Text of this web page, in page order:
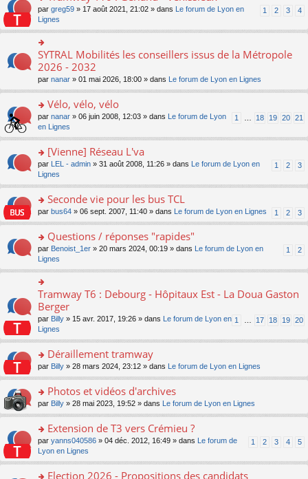
nt
s
ré
c
e
nt
le
s
ré
c
e
n
o
n
lu
le
pl
u
s
ré
c
e
nt
s
s
g
n
o
n
lu
pl
u
s
ré
c
e
nt
ult
er
le
m
e
s
s
g
n
o
n
lu
pl
u
s
ré
c
e
o
s
ult
er
le
m
e
s
s
g
o
n
lu
le
u
s
ré
c
e
nt
1 2 3 4
par greg59 » 17 août 2021, 21:02 » dans
Le forum de Lyon en
Lignes
o
n
ult
er
le
m
e
s
a
g
e
n
o
n
pl
u
s
ré
c
e
nt
SYTRAL Mobilités les conseillers issus de la Métropole
2026 - 2032
par nanar » 01 mai 2026, 18:00 » dans Le forum de Lyon en Lignes
o
n
s
er
le
m
e
s
s
e
n
o
n
lu
le
pl
u
s
ré
c
e
nt
Vélo, vélo, vélo
1 18 19 20 21
par nanar » 06 juin 2008, 12:03 » dans
Le forum de Lyon
en Lignes
o
s
er
le
m
e
s
s
g
n
o
n
lu
le
u
s
ré
c
e
[Vienne] Réseau L'va
1 2 3
par LEL - admin » 31 août 2008, 11:26 » dans
Le forum de Lyon en
Lignes
o
n
ult
er
le
m
e
s
g
o
n
lu
pl
u
s
ré
c
e
Seconde vie pour les bus TCL
1 2 3
par bus64 » 06 sept. 2007, 11:40 » dans Le forum de Lyon en Lignes
o
s
ult
er
le
m
e
s
s
a
e
o
n
lu
pl
u
s
ré
c
Questions / réponses "rapides"
1 2
par Benoist_1er » 20 mars 2024, 00:19 » dans
Le forum de Lyon en
Lignes
o
n
ult
er
le
m
e
s
a
g
e
n
o
n
Tramway T6 : Debourg - Hôpitaux Est - La Doua Gaston
Berger
1 17 18 19 20
par Billy » 15 avr. 2017, 19:26 » dans
Le forum de Lyon en
Lignes
o
n
ult
er
le
m
e
s
Déraillement tramway
par Billy » 28 mars 2024, 23:12 » dans Le forum de Lyon en Lignes
o
n
ult
er
le
m
e
Photos et vidéos d'archives
par Billy » 28 mai 2023, 19:52 » dans Le forum de Lyon en Lignes
o
s
Extension de T3 vers Crémieu ?
1 2 3 4 5
par yanns040586 » 04 déc. 2012, 16:49 » dans
Le forum de
Lyon en Lignes
Election 2026 - Propositions des candidats